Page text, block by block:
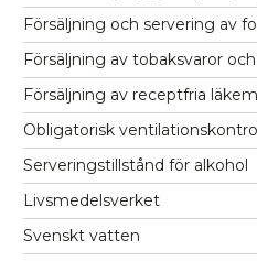
Försäljning och servering av
Försäljning av tobaksvaror
Försäljning av receptfria
Obligatorisk
Serveringstillstånd för alkohol
Livsmedelsverket
Svenskt vatten